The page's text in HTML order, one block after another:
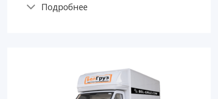
Подробнее